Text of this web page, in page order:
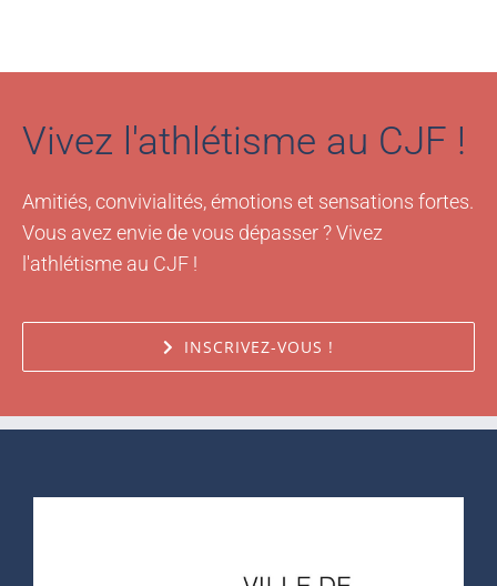
Vivez l'athlétisme au CJF !
Amitiés, convivialités, émotions et sensations fortes.
Vous avez envie de vous dépasser ? Vivez
l'athlétisme au CJF !
INSCRIVEZ-VOUS !